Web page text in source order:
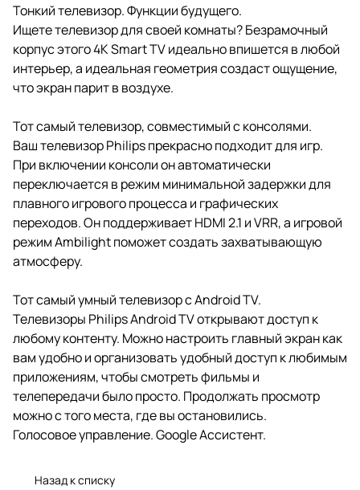
Тонкий телевизор. Функции будущего.
Ищете телевизор для своей комнаты? Безрамочный
корпус этого 4K Smart TV идеально впишется в любой
интерьер, а идеальная геометрия создаст ощущение,
что экран парит в воздухе.
Тот самый телевизор, совместимый с консолями.
Ваш телевизор Philips прекрасно подходит для игр.
При включении консоли он автоматически
переключается в режим минимальной задержки для
плавного игрового процесса и графических
переходов. Он поддерживает HDMI 2.1 и VRR, а игровой
режим Ambilight поможет создать захватывающую
атмосферу.
Тот самый умный телевизор с Android TV.
Телевизоры Philips Android TV открывают доступ к
любому контенту. Можно настроить главный экран как
вам удобно и организовать удобный доступ к любимым
приложениям, чтобы смотреть фильмы и
телепередачи было просто. Продолжать просмотр
можно с того места, где вы остановились.
Голосовое управление. Google Ассистент.
Назад к списку